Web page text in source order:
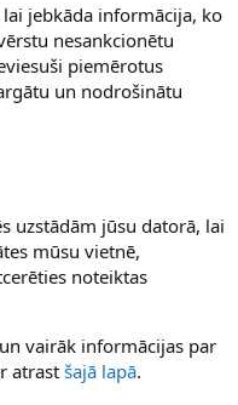
jebkāda informācija, ko
nesankcionētu
piemērotus
un nodrošinātu
uzstādām jūsu datorā, lai
mūsu vietnē,
noteiktas
vairāk informācijas par
atrast šajā lapā.